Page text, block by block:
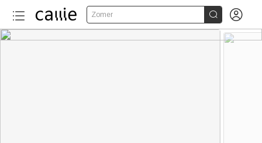
Zomer  